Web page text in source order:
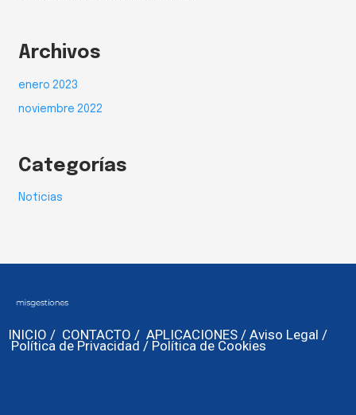
Archivos
enero 2023
noviembre 2022
Categorías
Noticias
INICIO / CONTACTO / APLICACIONES / Aviso Legal /
Política de Privacidad / Política de Cookies